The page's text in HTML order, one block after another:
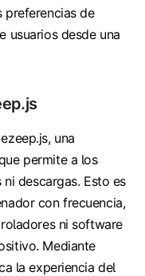
preferencias de
usuarios desde una
una
permite a los
descargas. Esto es
con frecuencia,
ni software
Mediante
la experiencia del